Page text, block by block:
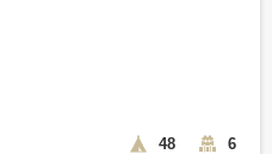
48 6